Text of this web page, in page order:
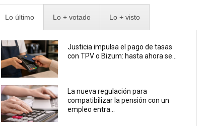
Lo último Lo + votado Lo + visto
Justicia impulsa el pago de tasas
con TPV o Bizum: hasta ahora se...
La nueva regulación para
compatibilizar la pensión con un
empleo entra...